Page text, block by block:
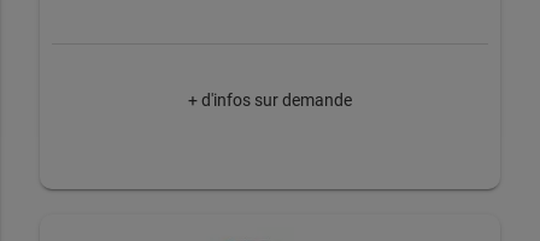
+ d'infos sur demande